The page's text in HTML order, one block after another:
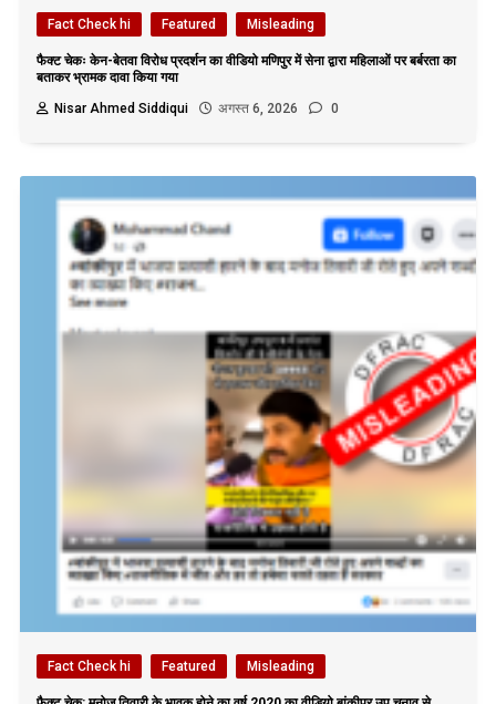
Fact Check hi Featured Misleading
फैक्ट चेकः केन-बेतवा विरोध प्रदर्शन का वीडियो मणिपुर में सेना द्वारा महिलाओं पर बर्बरता का
बताकर भ्रामक दावा किया गया
Nisar Ahmed Siddiqui
अगस्त 6, 2026 0
Fact Check hi Featured Misleading